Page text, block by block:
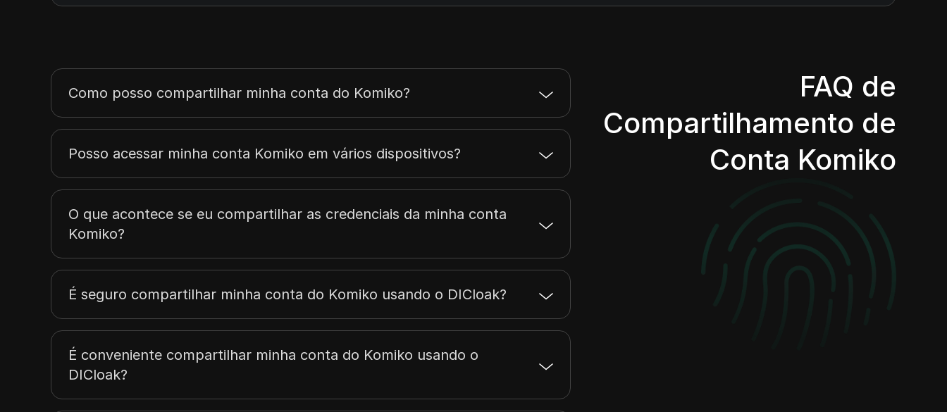
FAQ de
Compartilhamento de
Conta Komiko
Como posso compartilhar minha conta do Komiko?
Posso acessar minha conta Komiko em vários dispositivos?
O que acontece se eu compartilhar as credenciais da minha conta
Komiko?
É seguro compartilhar minha conta do Komiko usando o DICloak?
É conveniente compartilhar minha conta do Komiko usando o
DICloak?